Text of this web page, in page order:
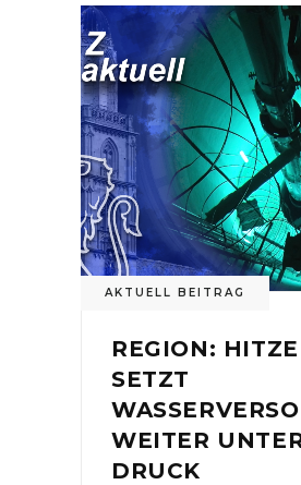
AKTUELL BEITRAG
REGION: HITZE
SETZT
WEITER
DRUCK